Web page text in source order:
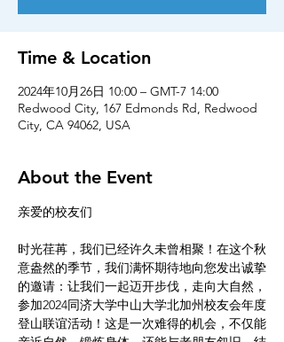
Time & Location
2024年10月26日 10:00 – GMT-7 14:00
Redwood City, 167 Edmonds Rd, Redwood
City, CA 94062, USA
About the Event
亲爱的校友们
时光荏苒，我们已经许久未曾相聚！在这个秋
意盎然的季节，我们满怀期待地向您发出诚挚
的邀请：让我们一起迈开步伐，走向大自然，
参加2024同济大学中山大学北加州校友会年度
登山联谊活动！这是一次难得的机会，不仅能